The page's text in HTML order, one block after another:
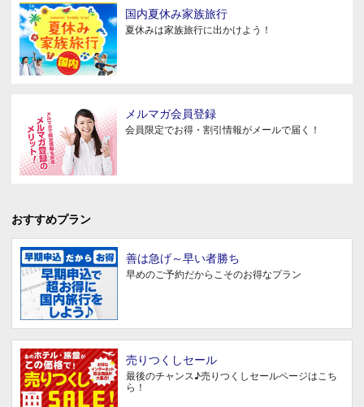
国内夏休み家族旅行
夏休みは家族旅行に出かけよう！
メルマガ会員登録
会員限定でお得・割引情報がメールで届く！
おすすめプラン
善は急げ～早い者勝ち
早めのご予約だからこそのお得なプラン
売りつくしセール
最後のチャンス♪売りつくしセールページはこち
ら！